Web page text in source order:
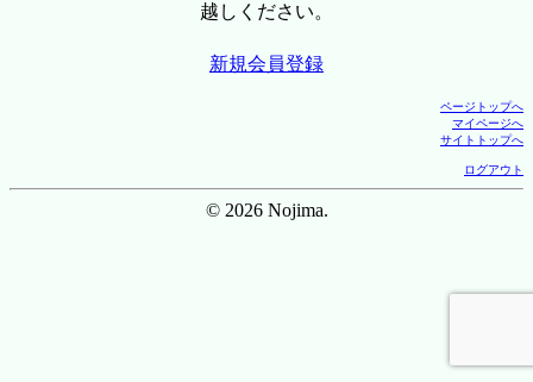
越しください。
新規会員登録
ページトップへ
マイページへ
サイトトップへ
ログアウト
© 2026 Nojima.